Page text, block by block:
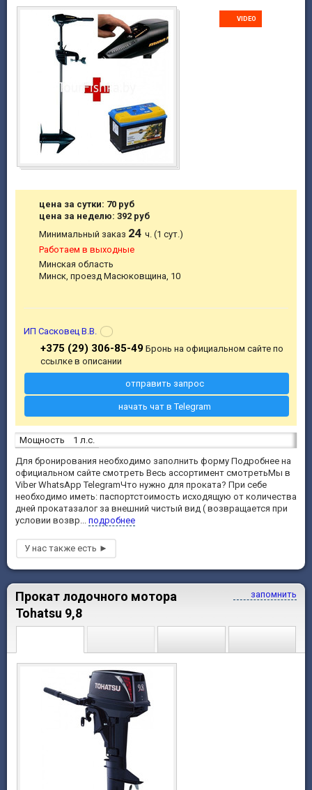
VIDEO
Мощность
1 л.с.
Для бронирования необходимо заполнить форму Подробнее на
официальном сайте смотреть Весь ассортимент смотретьМы в
Viber WhatsApp TelegramЧто нужно для проката? При себе
необходимо иметь: паспортстоимость исходящую от количества
дней прокатазалог за внешний чистый вид ( возвращается при
условии возвр... подробнее
цена за сутки: 70 руб
цена за неделю: 392 руб
Минимальный заказ 24ч. (1 сут.)
Работаем в выходные
Минская область
Минск, проезд Масюковщина, 10
ИП Сасковец В.В.
+375 (29) 306-85-49Бронь на официальном сайте по
ссылке в описании
отправить запрос
начать чат в Telegram
запомнить
Прокат лодочного мотора
Tohatsu 9,8